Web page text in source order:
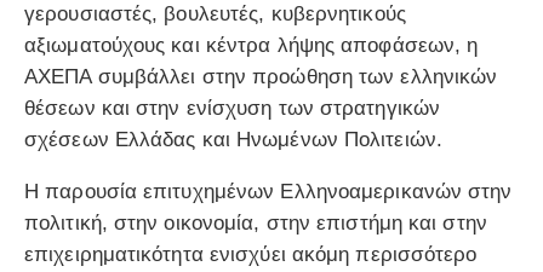
γερουσιαστές, βουλευτές, κυβερνητικούς
αξιωματούχους και κέντρα λήψης αποφάσεων, η
ΑΧΕΠΑ συμβάλλει στην προώθηση των ελληνικών
θέσεων και στην ενίσχυση των στρατηγικών
σχέσεων Ελλάδας και Ηνωμένων Πολιτειών.
Η παρουσία επιτυχημένων Ελληνοαμερικανών στην
πολιτική, στην οικονομία, στην επιστήμη και στην
επιχειρηματικότητα ενισχύει ακόμη περισσότερο